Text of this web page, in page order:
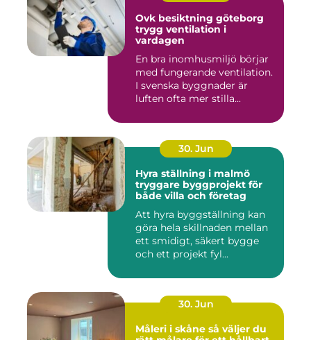
Ovk besiktning göteborg
trygg ventilation i
vardagen
En bra inomhusmiljö börjar
med fungerande ventilation.
I svenska byggnader är
luften ofta mer stilla...
30. Jun
Hyra ställning i malmö
tryggare byggprojekt för
både villa och företag
Att hyra byggställning kan
göra hela skillnaden mellan
ett smidigt, säkert bygge
och ett projekt fyl...
30. Jun
Måleri i skåne så väljer du